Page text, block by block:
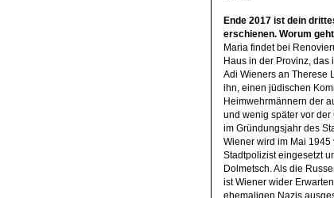
Ende 2017 ist dein
erschienen. Worum
Maria findet bei
Haus in der Provinz, das
Adi Wieners an Therese
ihn, einen jüdischen
Heimwehrmännern der
und wenig später vor
im Gründungsjahr des
Wiener wird im Mai
Stadtpolizist eingesetzt
Dolmetsch. Als die
ist Wiener wider
ehemaligen Nazis